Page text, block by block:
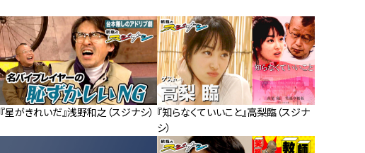
『星がきれいだ』浅野和之（スジナシ） 『知らなくていいこと』高梨臨（スジナ
シ）